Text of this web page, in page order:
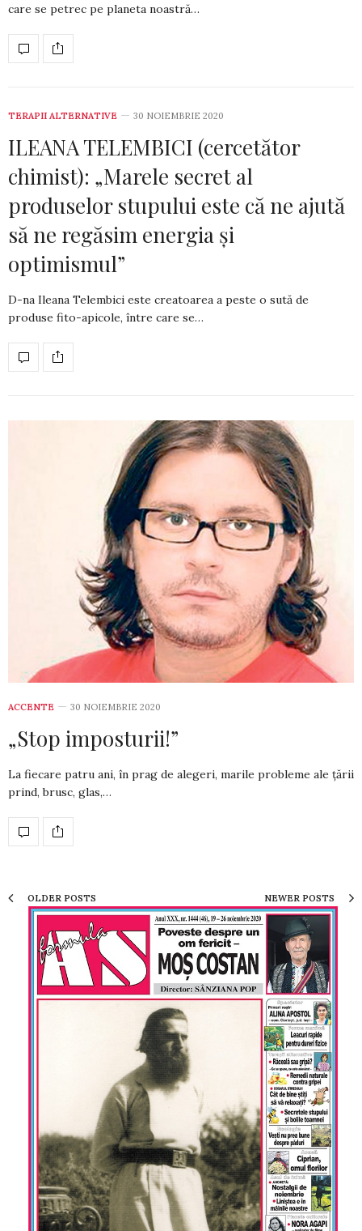
care se petrec pe planeta noas­tră…
TERAPII ALTERNATIVE 30 NOIEMBRIE 2020
ILEANA TELEMBICI (cercetător
chimist): „Marele secret al
produselor stupului este că ne ajută
să ne regăsim energia și
optimismul”
D-na Ileana Telembici este creatoarea a peste o sută de
produse fito-apicole, între care se…
ACCENTE 30 NOIEMBRIE 2020
„Stop imposturii!”
La fiecare patru ani, în prag de ale­geri, marile probleme ale țării
prind, brusc, glas,…
OLDER POSTS NEWER POSTS